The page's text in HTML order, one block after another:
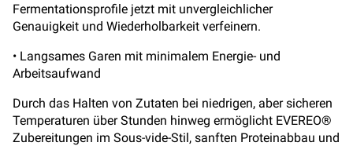
Fermentationsprofile jetzt mit unvergleichlicher
Genauigkeit und Wiederholbarkeit verfeinern.
• Langsames Garen mit minimalem Energie- und
Arbeitsaufwand
Durch das Halten von Zutaten bei niedrigen, aber sicheren
Temperaturen über Stunden hinweg ermöglicht EVEREO®
Zubereitungen im Sous-vide-Stil, sanften Proteinabbau und